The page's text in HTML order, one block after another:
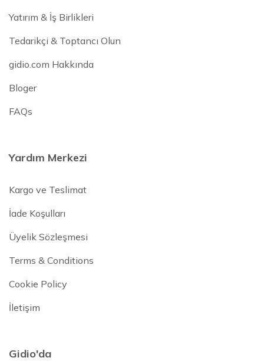
Yatırım & İş Birlikleri
Tedarikçi & Toptancı Olun
gidio.com Hakkında
Bloger
FAQs
Yardım Merkezi
Kargo ve Teslimat
İade Koşulları
Üyelik Sözleşmesi
Terms & Conditions
Cookie Policy
İletişim
Gidio'da